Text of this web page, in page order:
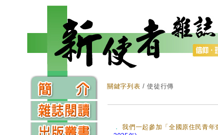
關鍵字列表 / 使徒行傳
．我們一起參加「全國原住民青